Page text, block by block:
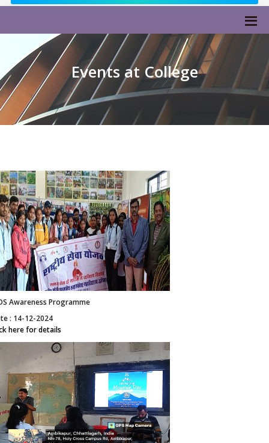
Events at College
Awareness Programme
: 14-12-2024
here for details